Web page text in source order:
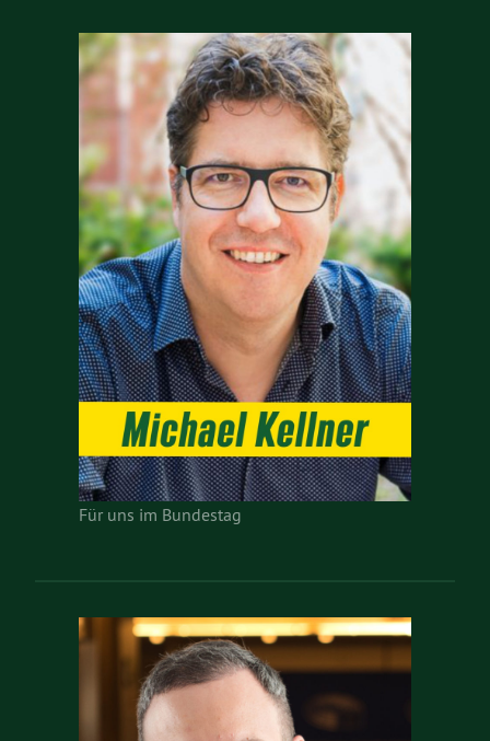
Für uns im Bundestag